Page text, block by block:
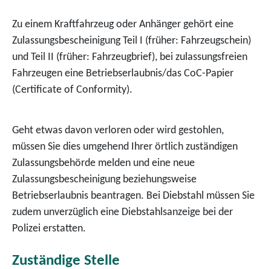
Zu einem Kraftfahrzeug oder Anhänger gehört eine
Zulassungsbescheinigung Teil I (früher: Fahrzeugschein)
und Teil II (früher: Fahrzeugbrief), bei zulassungsfreien
Fahrzeugen eine Betriebserlaubnis/das CoC-Papier
(Certificate of Conformity).
Geht etwas davon verloren oder wird gestohlen,
müssen Sie dies umgehend Ihrer örtlich zuständigen
Zulassungsbehörde melden und eine neue
Zulassungsbescheinigung beziehungsweise
Betriebserlaubnis beantragen. Bei Diebstahl müssen Sie
zudem unverzüglich eine Diebstahlsanzeige bei der
Polizei erstatten.
Zuständige Stelle